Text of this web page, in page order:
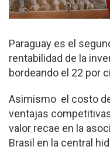
Paraguay es el
rentabilidad de la
bordeando el 22 por
Asimismo el costo
ventajas
valor recae en la
Brasil en la central